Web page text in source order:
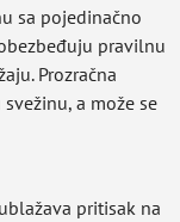
sa pojedinačno
pravilnu
Prozračna
a može se
pritisak na